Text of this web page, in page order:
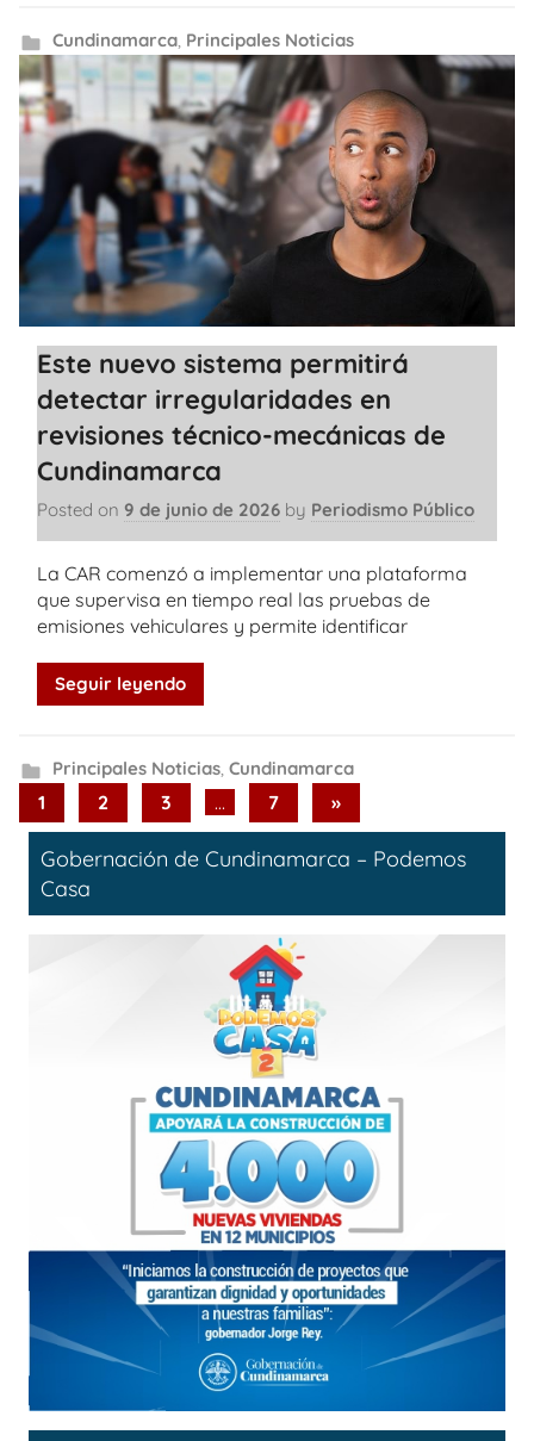
Cundinamarca, Principales Noticias
Este nuevo sistema permitirá
detectar irregularidades en
revisiones técnico-mecánicas de
Cundinamarca
Posted on 9 de junio de 2026 by Periodismo Público
La CAR comenzó a implementar una plataforma
que supervisa en tiempo real las pruebas de
emisiones vehiculares y permite identificar
Seguir leyendo
Principales Noticias, Cundinamarca
Paginación
de
entradas
1 2 3 … 7
Next
Posts
»
Gobernación de Cundinamarca – Podemos
Casa